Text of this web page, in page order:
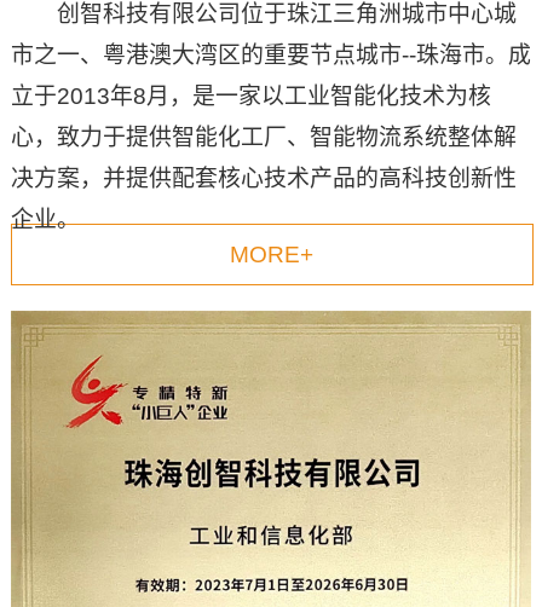
创智科技有限公司位于珠江三角洲城市中心城
市之一、粤港澳大湾区的重要节点城市--珠海市。成
立于2013年8月，是一家以工业智能化技术为核
心，致力于提供智能化工厂、智能物流系统整体解
决方案，并提供配套核心技术产品的高科技创新性
企业。
MORE+